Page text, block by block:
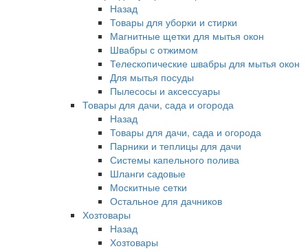
Назад
Товары для уборки и стирки
Магнитные щетки для мытья окон
Швабры с отжимом
Телескопические швабры для мытья окон
Для мытья посуды
Пылесосы и аксессуары
Товары для дачи, сада и огорода
Назад
Товары для дачи, сада и огорода
Парники и теплицы для дачи
Системы капельного полива
Шланги садовые
Москитные сетки
Остальное для дачников
Хозтовары
Назад
Хозтовары